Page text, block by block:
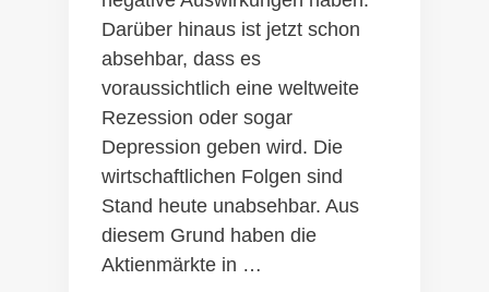
Darüber hinaus ist jetzt schon
absehbar, dass es
voraussichtlich eine weltweite
Rezession oder sogar
Depression geben wird. Die
wirtschaftlichen Folgen sind
Stand heute unabsehbar. Aus
diesem Grund haben die
Aktienmärkte in …